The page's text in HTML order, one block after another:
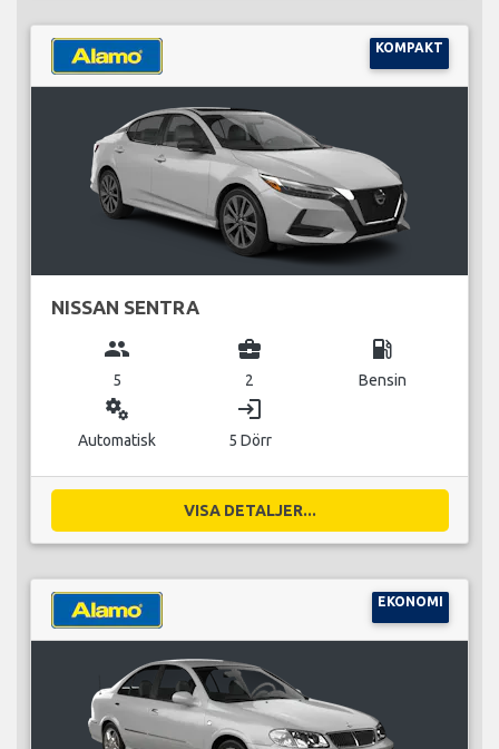
KOMPAKT
NISSAN SENTRA
group
5
business_center
2
local_gas_station
Bensin
miscellaneous_services
Automatisk
login
5 Dörr
VISA DETALJER...
EKONOMI